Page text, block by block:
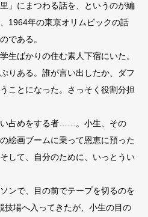
」にまつわる話を、というのが編
1964年の東京オリムピックの話
である。
生ばかりの住む素人下宿にいた。
りある。誰が言い出したか、ダフ
ことになった。さっそく役割分担
占めをする者……。小生、その
絵画ブームに乗って恩恵に預った
して、自分のために、いっとうい
ンで、目の前でテープを切るのを
技場へ入ってきたが、小生の目の